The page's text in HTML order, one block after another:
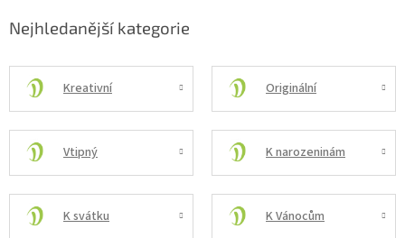
Nejhledanější kategorie
Kreativní Originální
Vtipný K narozeninám
K svátku K Vánocům